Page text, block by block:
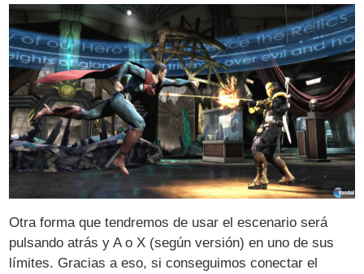
Otra forma que tendremos de usar el escenario será
pulsando atrás y A o X (según versión) en uno de sus
límites. Gracias a eso, si conseguimos conectar el